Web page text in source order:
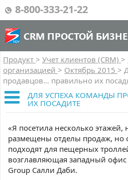
8-800-333-21-22
CRM ПРОСТОЙ
Продукт > Учет клиентов (CRM) >
организацией > Октябрь 2015 >
продавцов… правильно их
ДЛЯ УСПЕХА КОМАНДЫ
ИХ ПОСАДИТЕ
«Я посетила несколько этажей,
размещены отделы продаж, но
подходят для пещерных
возглавляющая западный
Group Салли Даби.